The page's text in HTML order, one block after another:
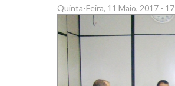
Quinta-Feira, 11 Maio, 2017 -